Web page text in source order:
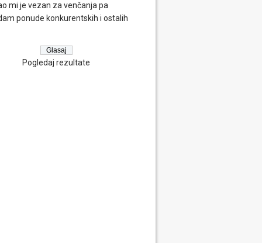
mi je vezan za venčanja pa
ponude konkurentskih i ostalih
Pogledaj rezultate